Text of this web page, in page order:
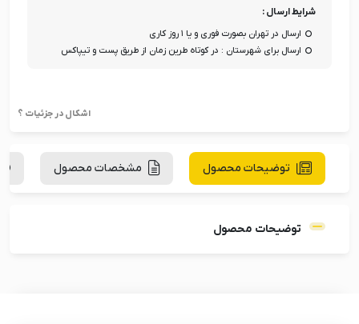
شرایط ارسال :
ارسال در تهران بصورت فوری و یا ۱ روز کاری
ارسال برای شهرستان : در کوتاه طرین زمان از طریق پست و تیپاکس
اشکال در جزئیات ؟
توضیحات محصول مشخصات محصول
توضیحات محصول